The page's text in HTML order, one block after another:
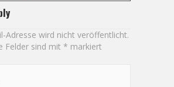
Adresse wird nicht veröffentlicht.
Felder sind mit * markiert